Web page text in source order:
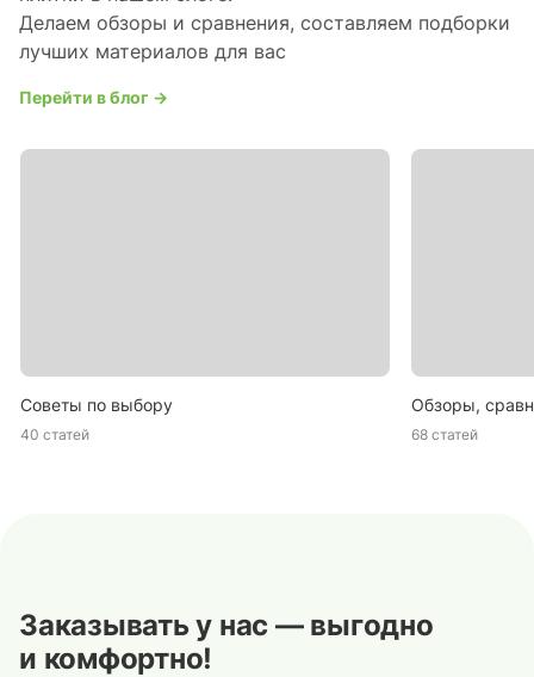
Делаем обзоры и сравнения, составляем подборки
лучших материалов для вас
Перейти в блог →
Советы по выбору
40 статей
Обзоры,
68 статей
Заказывать у нас — выгодно
и комфортно!